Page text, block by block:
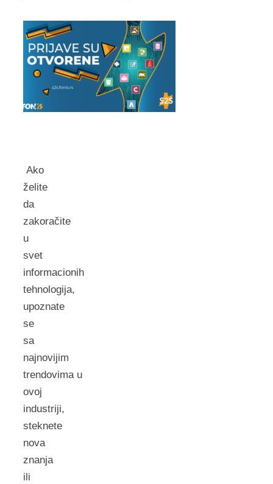
Ako
želite
da
zakoračite
u
svet
informacionih
tehnologija,
upoznate
se
sa
najnovijim
trendovima u
ovoj
industriji,
steknete
nova
znanja
ili